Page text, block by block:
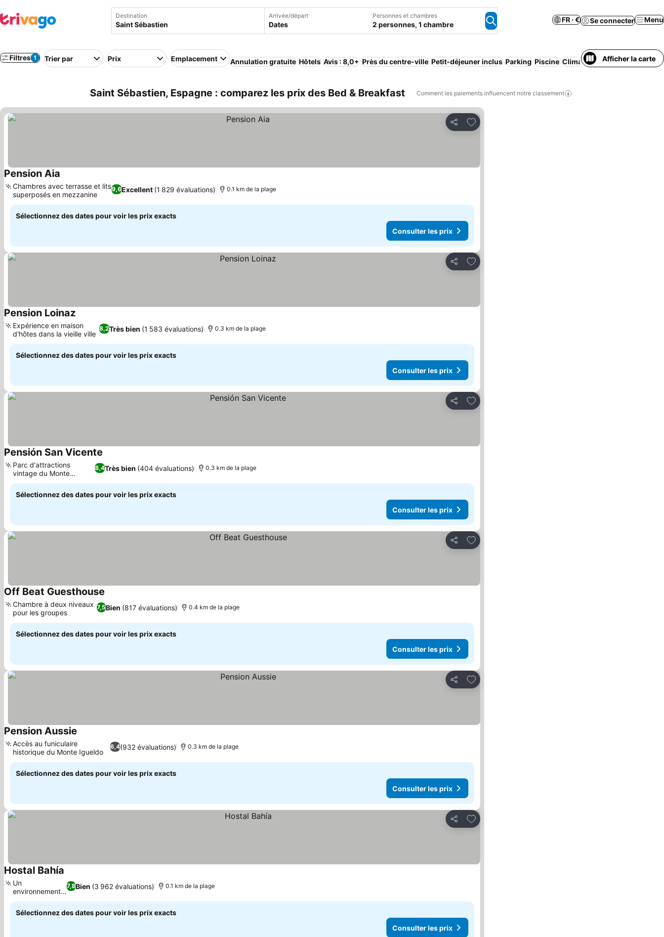
Destination Arrivée/départ
Dates
Personnes et chambres
2 personnes, 1 chambre
FR · € Se connecter Menu
Filtres 1 Trier par Prix Emplacement Annulation gratuite Hôtels Avis : 8,0+ Près du centre-ville Petit-déjeuner inclus Parking Piscine Climatisation Appart'hôtel
Afficher la carte
Saint Sébastien, Espagne : comparez les prix des Bed & Breakfast Comment les paiements influencent notre classement
Partager
Ajouter à mes favoris
Pension Aia
9,6Excellent (1 829 évaluations)
Chambres avec terrasse et lits
superposés en mezzanine
0.1 km de la plage
Sélectionnez des dates pour voir les prix exacts
Consulter les prix
Partager
Ajouter à mes favoris
Pension Loinaz
8,2Très bien (1 583 évaluations)
Expérience en maison
d'hôtes dans la vieille ville
0.3 km de la plage
Sélectionnez des dates pour voir les prix exacts
Consulter les prix
Partager
Ajouter à mes favoris
Pensión San Vicente
8,4Très bien (404 évaluations)
Parc d'attractions
vintage du Monte
Igueldo
0.3 km de la plage
Sélectionnez des dates pour voir les prix exacts
Consulter les prix
Partager
Ajouter à mes favoris
Off Beat Guesthouse
7,5Bien (817 évaluations)
Chambre à deux niveaux
pour les groupes
0.4 km de la plage
Sélectionnez des dates pour voir les prix exacts
Consulter les prix
Partager
Ajouter à mes favoris
Pension Aussie
6,4(932 évaluations)
Accès au funiculaire
historique du Monte Igueldo
0.3 km de la plage
Sélectionnez des dates pour voir les prix exacts
Consulter les prix
Partager
Ajouter à mes favoris
Hostal Bahía
7,8Bien (3 962 évaluations)
Un
environnement
familial
0.1 km de la plage
Sélectionnez des dates pour voir les prix exacts
Consulter les prix